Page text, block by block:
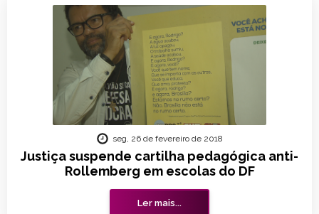
Justiça suspende cartilha pedagógica anti-
Rollemberg em escolas do DF
seg, 26 de fevereiro de 2018
Ler mais...